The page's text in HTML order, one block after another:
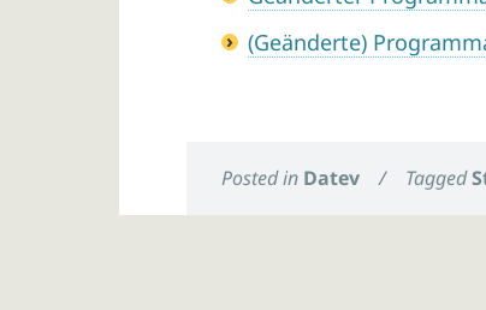
(Geänderte)
Posted in Datev / Tagged